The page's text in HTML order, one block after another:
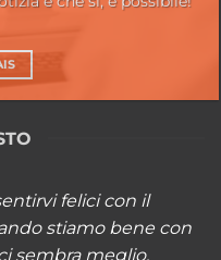
felici con il
stiamo bene con
sembra meglio.